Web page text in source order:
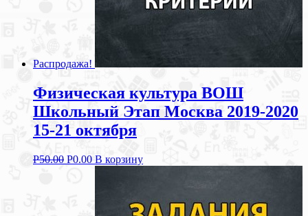
Распродажа!
Физическая культура ВОШ
Школьный Этап Москва 2019-2020
15-21 октября
Р50.00 Р0.00 В корзину